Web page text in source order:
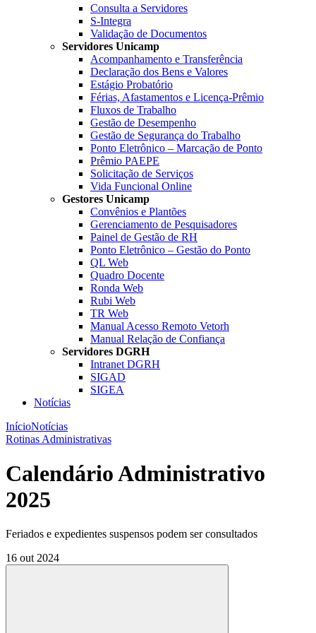
Consulta a Servidores
S-Integra
Validação de Documentos
Servidores Unicamp
Acompanhamento e Transferência
Declaração dos Bens e Valores
Estágio Probatório
Férias, Afastamentos e Licença-Prêmio
Fluxos de Trabalho
Gestão de Desempenho
Gestão de Segurança do Trabalho
Ponto Eletrônico – Marcação de Ponto
Prêmio PAEPE
Solicitação de Serviços
Vida Funcional Online
Gestores Unicamp
Convênios e Plantões
Gerenciamento de Pesquisadores
Painel de Gestão de RH
Ponto Eletrônico – Gestão do Ponto
QL Web
Quadro Docente
Ronda Web
Rubi Web
TR Web
Manual Acesso Remoto Vetorh
Manual Relação de Confiança
Servidores DGRH
Intranet DGRH
SIGAD
SIGEA
Notícias
InícioNotícias
Rotinas Administrativas
Calendário Administrativo
2025
Feriados e expedientes suspensos podem ser consultados
16 out 2024